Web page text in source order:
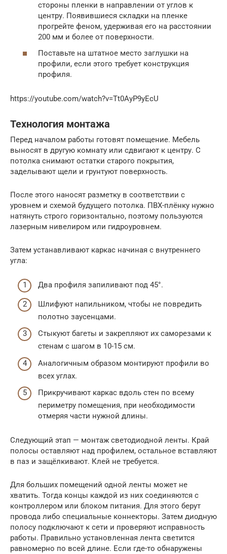
стороны пленки в направлении от углов к
центру. Появившиеся складки на пленке
прогрейте феном, удерживая его на расстоянии
200 мм и более от поверхности.
Поставьте на штатное место заглушки на
профили, если этого требует конструкция
профиля.
https://youtube.com/watch?v=Tt0AyP9yEcU
Технология монтажа
Перед началом работы готовят помещение. Мебель
выносят в другую комнату или сдвигают к центру. С
потолка снимают остатки старого покрытия,
заделывают щели и грунтуют поверхность.
После этого наносят разметку в соответствии с
уровнем и схемой будущего потолка. ПВХ-плёнку нужно
натянуть строго горизонтально, поэтому пользуются
лазерным нивелиром или гидроуровнем.
Затем устанавливают каркас начиная с внутреннего
угла:
Два профиля запиливают под 45°.
Шлифуют напильником, чтобы не повредить
полотно заусенцами.
Стыкуют багеты и закрепляют их саморезами к
стенам с шагом в 10-15 см.
Аналогичным образом монтируют профили во
всех углах.
Прикручивают каркас вдоль стен по всему
периметру помещения, при необходимости
отмеряя части нужной длины.
Следующий этап — монтаж светодиодной ленты. Край
полосы оставляют над профилем, остальное вставляют
в паз и защёлкивают. Клей не требуется.
Для больших помещений одной ленты может не
хватить. Тогда концы каждой из них соединяются с
контроллером или блоком питания. Для этого берут
провода либо специальные коннекторы. Затем диодную
полосу подключают к сети и проверяют исправность
работы. Правильно установленная лента светится
равномерно по всей длине. Если где-то обнаружены